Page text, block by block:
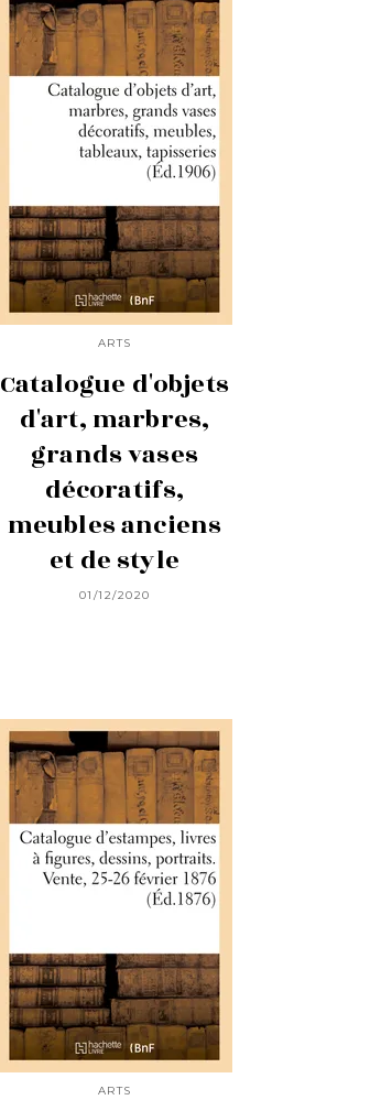
ARTS
Catalogue d'objets
d'art, marbres,
grands vases
décoratifs,
meubles anciens
et de style
01/12/2020
ARTS